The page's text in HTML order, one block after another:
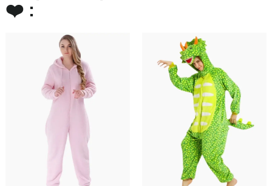
❤️ :